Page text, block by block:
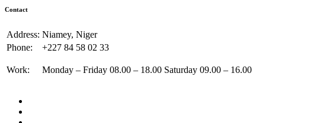
Contact
Address: Niamey, Niger
Phone:
+227 84 58 02 33
Work: Monday – Friday 08.00 – 18.00 Saturday 09.00 – 16.00